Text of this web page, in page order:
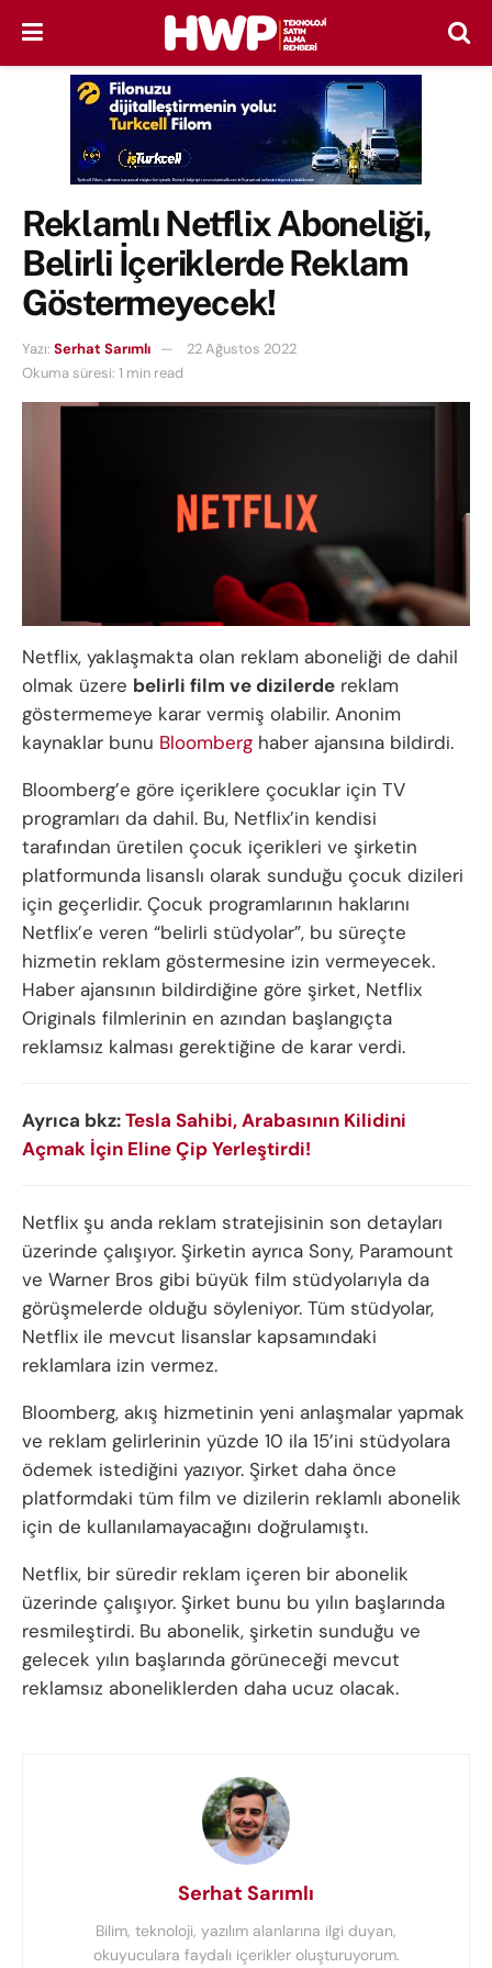
Reklamlı Netflix Aboneliği,
Belirli İçeriklerde Reklam
Göstermeyecek!
Yazı: Serhat Sarımlı
22 Ağustos 2022
Okuma süresi: 1 min read
Netflix, yaklaşmakta olan reklam aboneliği de dahil
olmak üzere belirli film ve dizilerde reklam
göstermemeye karar vermiş olabilir. Anonim
kaynaklar bunu Bloomberg haber ajansına bildirdi.
Bloomberg’e göre içeriklere çocuklar için TV
programları da dahil. Bu, Netflix’in kendisi
tarafından üretilen çocuk içerikleri ve şirketin
platformunda lisanslı olarak sunduğu çocuk dizileri
için geçerlidir. Çocuk programlarının haklarını
Netflix’e veren “belirli stüdyolar”, bu süreçte
hizmetin reklam göstermesine izin vermeyecek.
Haber ajansının bildirdiğine göre şirket, Netflix
Originals filmlerinin en azından başlangıçta
reklamsız kalması gerektiğine de karar verdi.
Ayrıca bkz:Tesla Sahibi, Arabasının Kilidini
Açmak İçin Eline Çip Yerleştirdi!
Netflix şu anda reklam stratejisinin son detayları
üzerinde çalışıyor. Şirketin ayrıca Sony, Paramount
ve Warner Bros gibi büyük film stüdyolarıyla da
görüşmelerde olduğu söyleniyor. Tüm stüdyolar,
Netflix ile mevcut lisanslar kapsamındaki
reklamlara izin vermez.
Bloomberg, akış hizmetinin yeni anlaşmalar yapmak
ve reklam gelirlerinin yüzde 10 ila 15’ini stüdyolara
ödemek istediğini yazıyor. Şirket daha önce
platformdaki tüm film ve dizilerin reklamlı abonelik
için de kullanılamayacağını doğrulamıştı.
Netflix, bir süredir reklam içeren bir abonelik
üzerinde çalışıyor. Şirket bunu bu yılın başlarında
resmileştirdi. Bu abonelik, şirketin sunduğu ve
gelecek yılın başlarında görüneceği mevcut
reklamsız aboneliklerden daha ucuz olacak.
Serhat Sarımlı
Bilim, teknoloji, yazılım alanlarına ilgi duyan,
okuyuculara faydalı içerikler oluşturuyorum.